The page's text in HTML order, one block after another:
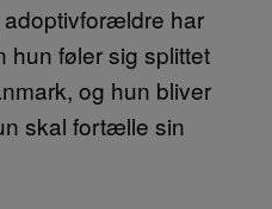
har
hun føler sig splittet
og hun bliver
skal fortælle sin